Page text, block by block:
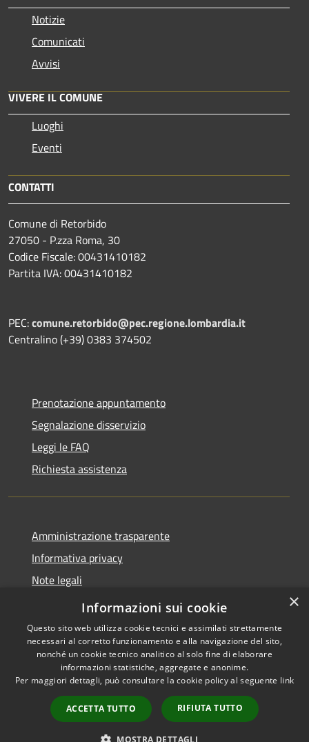
Notizie
Comunicati
Avvisi
VIVERE IL COMUNE
Luoghi
Eventi
CONTATTI
Comune di Retorbido
27050 - P.zza Roma, 30
Codice Fiscale: 00431410182
Partita IVA: 00431410182
PEC:comune.retorbido@pec.regione.lombardia.it
Centralino (+39) 0383 374502
Prenotazione appuntamento
Segnalazione disservizio
Leggi le FAQ
Richiesta assistenza
Amministrazione trasparente
Informativa privacy
Note legali
Dichiarazione di accessibilità
Accessibilità
Copyright © 2026 • Comune di
Retorbido • Powered by
Municipium•
Accesso
redazione
×
Informazioni sui cookie
Questo sito web utilizza cookie tecnici e assimilati strettamente
necessari al corretto funzionamento e alla navigazione del sito,
nonché un cookie tecnico analitico al solo fine di elaborare
informazioni statistiche, aggregate e anonime.
Per maggiori dettagli, può consultare la cookie policy al seguente link
ACCETTA TUTTO RIFIUTA TUTTO
MOSTRA DETTAGLI